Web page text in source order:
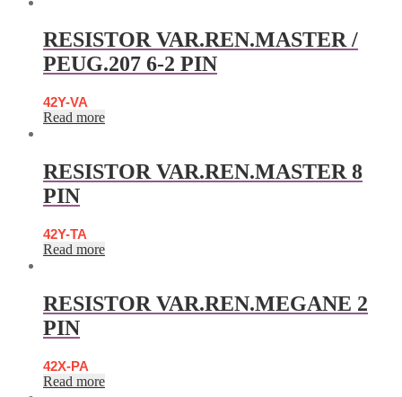
RESISTOR VAR.REN.MASTER /
PEUG.207 6-2 PIN
42Y-VA
Read more
RESISTOR VAR.REN.MASTER 8
PIN
42Y-TA
Read more
RESISTOR VAR.REN.MEGANE 2
PIN
42X-PA
Read more